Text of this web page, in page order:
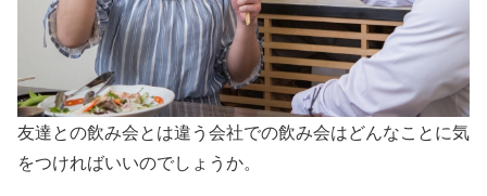
友達との飲み会とは違う会社での飲み会はどんなことに気
をつければいいのでしょうか。